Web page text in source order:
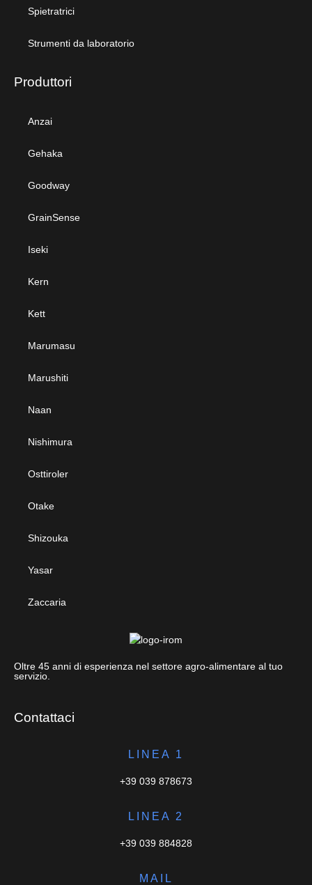
Spietratrici
Strumenti da laboratorio
Produttori
Anzai
Gehaka
Goodway
GrainSense
Iseki
Kern
Kett
Marumasu
Marushiti
Naan
Nishimura
Osttiroler
Otake
Shizouka
Yasar
Zaccaria
Oltre 45 anni di esperienza nel settore agro-alimentare al tuo
servizio.
Contattaci
LINEA 1
+39 039 878673
LINEA 2
+39 039 884828
MAIL